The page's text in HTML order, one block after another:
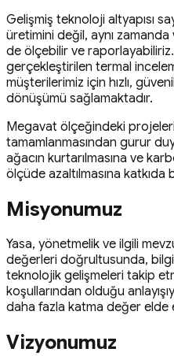
Gelişmiş teknoloji altyapısı
üretimini değil, aynı
de ölçebilir ve
gerçekleştirilen termal
müşterilerimiz için hızlı,
dönüşümü sağlamaktadır.
Megavat ölçeğindeki
tamamlanmasından gurur
ağacın kurtarılmasına ve
ölçüde azaltılmasına katkıda
Misyonumuz
Yasa, yönetmelik ve ilgili
değerleri doğrultusunda,
teknolojik gelişmeleri takip
koşullarından olduğu
daha fazla katma değer elde
Vizyonumuz